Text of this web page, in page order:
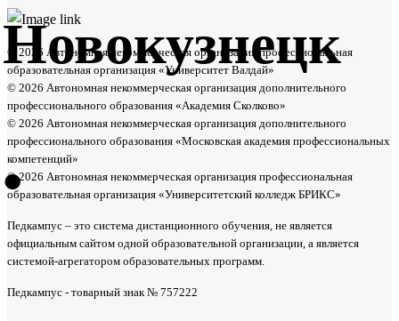
Новокузнецк
•
© 2026 Автономная некоммерческая организация профессиональная
образовательная организация «Университет Валдай»
© 2026 Автономная некоммерческая организация дополнительного
профессионального образования «Академия Сколково»
© 2026 Автономная некоммерческая организация дополнительного
профессионального образования «Московская академия профессиональных
компетенций»
© 2026 Автономная некоммерческая организация профессиональная
образовательная организация «Университетский колледж БРИКС»
Педкампус – это система дистанционного обучения, не является
официальным сайтом одной образовательной организации, а является
системой-агрегатором образовательных программ.
Педкампус - товарный знак № 757222